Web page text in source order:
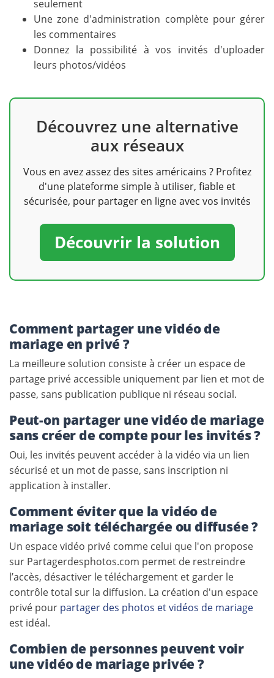
seulement
Une zone d'administration complète pour gérer
les commentaires
Donnez la possibilité à vos invités d'uploader
leurs photos/vidéos
Découvrez une alternative
aux réseaux
Vous en avez assez des sites américains ? Profitez
d'une plateforme simple à utiliser, fiable et
sécurisée, pour partager en ligne avec vos invités
Découvrir la solution
Comment partager une vidéo de
mariage en privé ?
La meilleure solution consiste à créer un espace de
partage privé accessible uniquement par lien et mot de
passe, sans publication publique ni réseau social.
Peut-on partager une vidéo de mariage
sans créer de compte pour les invités ?
Oui, les invités peuvent accéder à la vidéo via un lien
sécurisé et un mot de passe, sans inscription ni
application à installer.
Comment éviter que la vidéo de
mariage soit téléchargée ou diffusée ?
Un espace vidéo privé comme celui que l'on propose
sur Partagerdesphotos.com permet de restreindre
l’accès, désactiver le téléchargement et garder le
contrôle total sur la diffusion. La création d'un espace
privé pour partager des photos et vidéos de mariage
est idéal.
Combien de personnes peuvent voir
une vidéo de mariage privée ?